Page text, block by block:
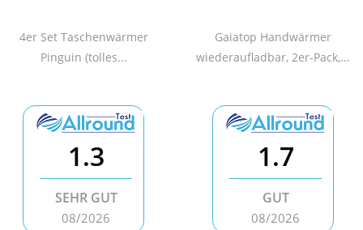
4er Set Taschenwärmer
Pinguin (tolles...
Gaiatop Handwärmer
wiederaufladbar, 2er-Pack,...
1.3
SEHR GUT
08/2026
1.7
GUT
08/2026